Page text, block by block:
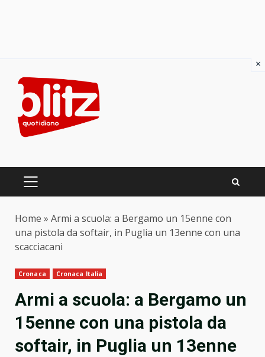
content
PRIMARY
Home » Armi a scuola: a Bergamo un 15enne con
una pistola da softair, in Puglia un 13enne con una
scacciacani
Cronaca Cronaca Italia
Armi a scuola: a Bergamo un
15enne con una pistola da
softair, in Puglia un 13enne
×